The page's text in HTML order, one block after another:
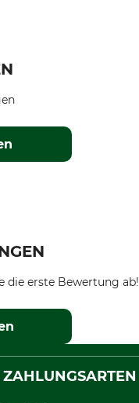
die erste Bewertung ab!
ZAHLUNGSARTEN